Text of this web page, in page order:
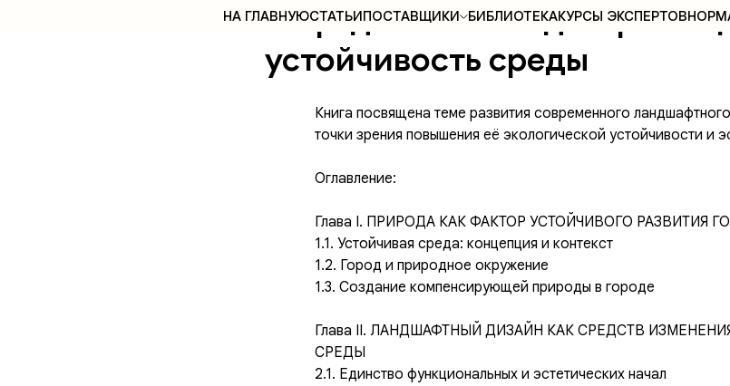
НА ГЛАВНУЮСТАТЬИПОСТАВЩИКИ БИБЛИОТЕКАКУРСЫ ЭКСПЕРТОВ
Нефёдов В.А. Ландшафтный
устойчивость среды
Книга посвящена теме развития современного
точки зрения повышения её экологической устойчивости и
Оглавление:
Глава I. ПРИРОДА КАК ФАКТОР УСТОЙЧИВОГО РАЗВИТИЯ
1.1. Устойчивая среда: концепция и контекст
1.2. Город и природное окружение
1.3. Создание компенсирующей природы в городе
Глава II. ЛАНДШАФТНЫЙ ДИЗАЙН КАК СРЕДСТВ
СРЕДЫ
2.1. Единство функциональных и эстетических начал